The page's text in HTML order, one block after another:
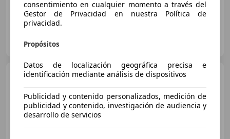
ES-04230 ALMERÍA
Nissan QashqaiDIG-T
consentimiento en cualquier momento a través del
Gestor de Privacidad en nuestra Política de
privacidad.
Propósitos
Datos de localización geográfica precisa e
identificación mediante análisis de dispositivos
Publicidad y contenido personalizados, medición de
publicidad y contenido, investigación de audiencia y
desarrollo de servicios